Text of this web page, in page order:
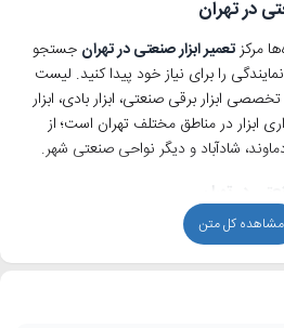
در تهران
مرکزتعمیر ابزار صنعتی در تهران جستجو
را برای نیاز خود پیدا کنید. لیست
ابزار برقی صنعتی، ابزار بادی، ابزار
ابزار در مناطق مختلف تهران است؛ از
شادآباد و دیگر نواحی صنعتی شهر.
در تهران
خدماتی مانند
و فروش قطعات یدکی ارائه می‌کنند.
هستند:
مشاهده کل متن